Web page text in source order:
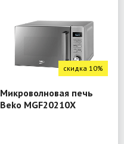
скидка 10%
Микроволновая печь
Beko MGF20210X